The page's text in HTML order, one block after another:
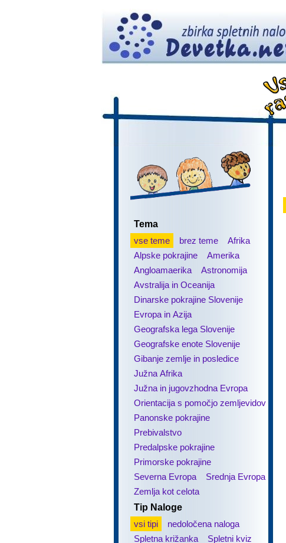
Tema
vse teme
brez teme
Afrika
Alpske pokrajine
Amerika
Angloamaerika
Astronomija
Avstralija in Oceanija
Dinarske pokrajine Slovenije
Evropa in Azija
Geografska lega Slovenije
Geografske enote Slovenije
Gibanje zemlje in posledice
Južna Afrika
Južna in jugovzhodna Evropa
Orientacija s pomočjo zemljevidov
Panonske pokrajine
Prebivalstvo
Predalpske pokrajine
Primorske pokrajine
Severna Evropa
Srednja Evropa
Zemlja kot celota
Tip Naloge
vsi tipi
nedoločena naloga
Spletna križanka
Spletni kviz